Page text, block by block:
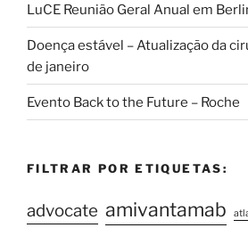
LuCE Reunião Geral Anual em
Doença estável – Atualização da
de janeiro
Evento Back to the Future – Roche
FILTRAR POR ETIQUETAS:
advocate amivantamab